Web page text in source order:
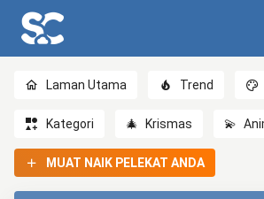
Laman Utama Trend
Kategori 🎄 Krismas 💫
MUAT NAIK PELEKAT ANDA